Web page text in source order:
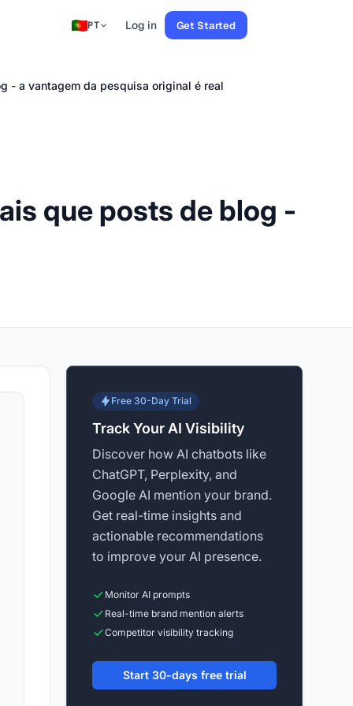
PT Log in Get Started
- a vantagem da pesquisa original é real
que posts de blog -
Free 30-Day Trial
Track Your AI Visibility
Discover how AI chatbots like
ChatGPT, Perplexity, and
Google AI mention your brand.
Get real-time insights and
actionable recommendations
to improve your AI presence.
Monitor AI prompts
Real-time brand mention alerts
Competitor visibility tracking
Start 30-days free trial